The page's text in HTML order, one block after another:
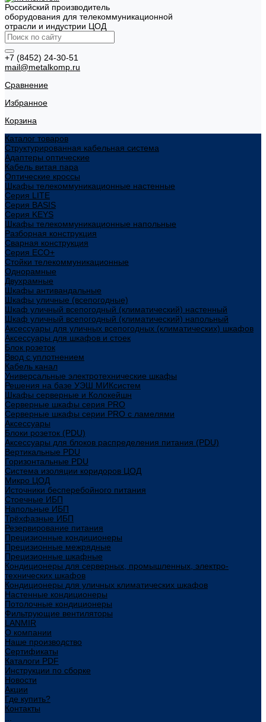
Российский производитель
оборудования для телекоммуникационной
отрасли и индустрии ЦОД
+7 (8452) 24-30-51
mail@metalkomp.ru
Сравнение
Избранное
Корзина
Каталог товаров
Структурированная кабельная система
Адаптеры оптические
Кабель витая пара
Оптические кроссы
Шкафы телекоммуникационные настенные
Cерия LITE
Cерия BASIS
Cерия KEYS
Шкафы телекоммуникационные напольные
Разборная конструкция
Сварная конструкция
Серия ECO+
Стойки телекоммуникационные
Однорамные
Двухрамные
Шкафы антивандальные
Шкафы уличные (всепогодные)
Шкаф уличный всепогодный (климатический) настенный
Шкаф уличный всепогодный (климатический) напольный
Аксессуары для уличных всепогодных (климатических) шкафов
Аксессуары для шкафов и стоек
Блок розеток
Ввод с уплотнением
Кабель канал
Универсальные электротехнические шкафы
Решения на базе УЭШ МИКсистем
Шкафы серверные и Колокейшн
Серверные шкафы серия PRO
Серверные шкафы серии PRO с ламелями
Аксессуары
Блоки розеток (PDU)
Аксессуары для блоков распределения питания (PDU)
Вертикальные PDU
Горизонтальные PDU
Система изоляции коридоров ЦОД
Микро ЦОД
Источники бесперебойного питания
Стоечные ИБП
Напольные ИБП
Трёхфазные ИБП
Резервирование питания
Прецизионные кондиционеры
Прецизионные межрядные
Прецизионные шкафные
Кондиционеры для серверных, промышленных, электро-
технических шкафов
Кондиционеры для уличных климатических шкафов
Настенные кондиционеры
Потолочные кондиционеры
Фильтрующие вентиляторы
LANMIR
О компании
Наше производство
Сертификаты
Каталоги PDF
Инструкции по сборке
Новости
Акции
Где купить?
Контакты